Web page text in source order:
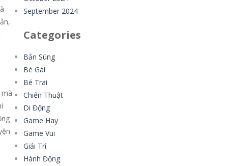
September 2024
Categories
Bắn Súng
Bé Gái
Bé Trai
Chiến Thuật
Di Động
Game Hay
Game Vui
Giải Trí
Hành Động